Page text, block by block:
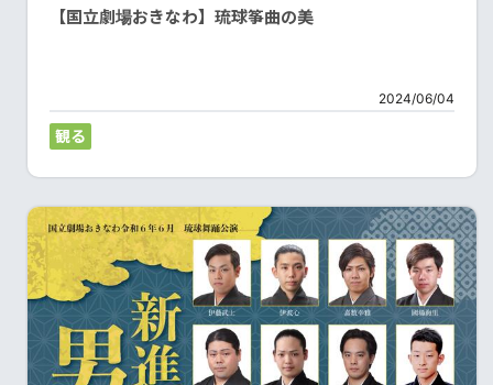
【国立劇場おきなわ】琉球筝曲の美
2024/06/04
観る